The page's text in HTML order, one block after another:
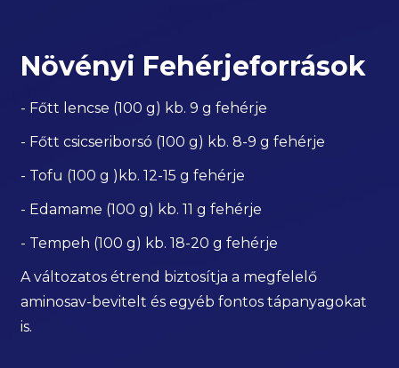
Növényi Fehérjeforrások
- Főtt lencse (100 g) kb. 9 g fehérje
- Főtt csicseriborsó (100 g) kb. 8-9 g fehérje
- Tofu (100 g )kb. 12-15 g fehérje
- Edamame (100 g) kb. 11 g fehérje
- Tempeh (100 g) kb. 18-20 g fehérje
A változatos étrend biztosítja a megfelelő
aminosav-bevitelt és egyéb fontos tápanyagokat
is.